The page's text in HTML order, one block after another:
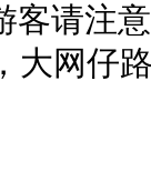
客请注
大网仔